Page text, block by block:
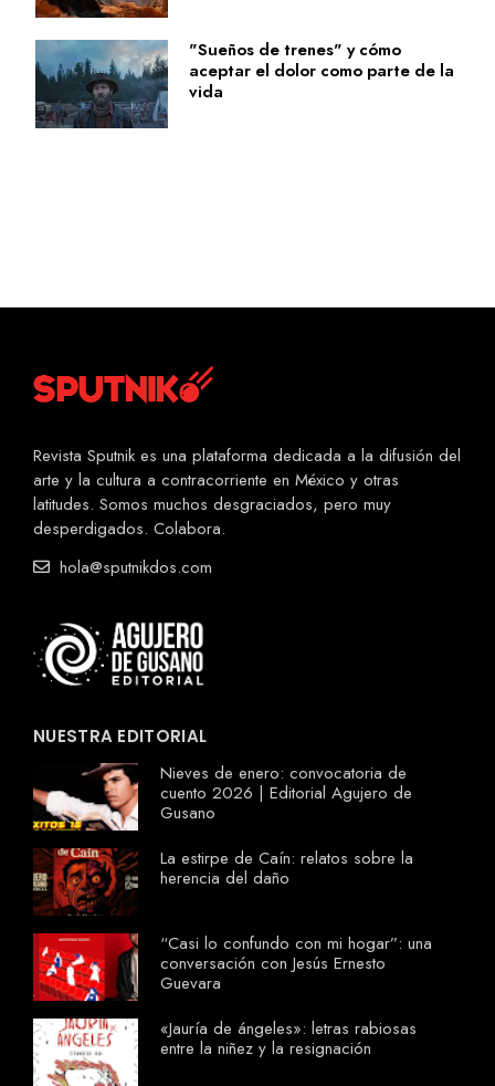
"Sueños de trenes" y cómo
aceptar el dolor como parte de la
vida
Revista Sputnik es una plataforma dedicada a la difusión del
arte y la cultura a contracorriente en México y otras
latitudes. Somos muchos desgraciados, pero muy
desperdigados. Colabora.
hola@sputnikdos.com
NUESTRA EDITORIAL
Nieves de enero: convocatoria de
cuento 2026 | Editorial Agujero de
Gusano
La estirpe de Caín: relatos sobre la
herencia del daño
“Casi lo confundo con mi hogar”: una
conversación con Jesús Ernesto
Guevara
«Jauría de ángeles»: letras rabiosas
entre la niñez y la resignación